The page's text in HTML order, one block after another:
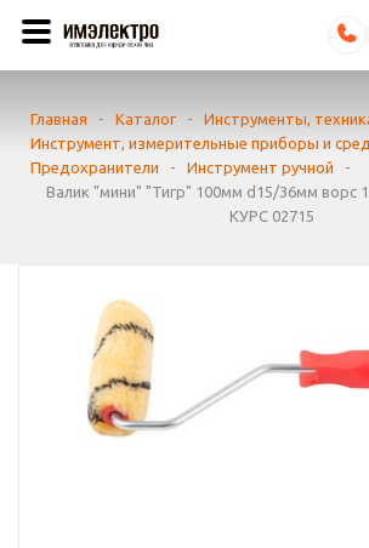
Главная - Каталог - Инструменты,
Инструмент, измерительные приборы и
Предохранители
- Инструмент ручной
-
Валик "мини" "Тигр" 100мм d15/36мм ворс
КУРС 02715